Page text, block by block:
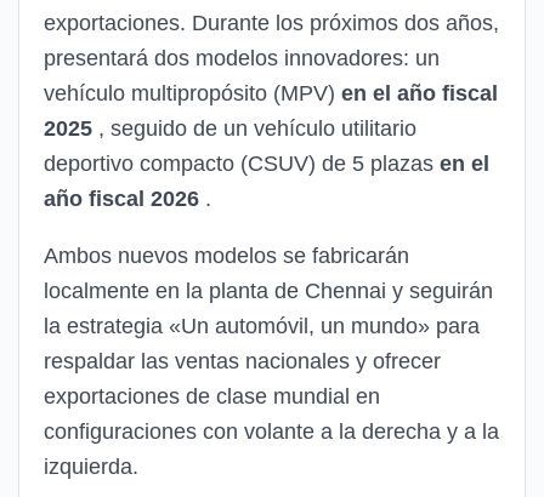
exportaciones. Durante los próximos dos años,
presentará dos modelos innovadores: un
vehículo multipropósito (MPV) en el año fiscal
2025 , seguido de un vehículo utilitario
deportivo compacto (CSUV) de 5 plazas en el
año fiscal 2026 .
Ambos nuevos modelos se fabricarán
localmente en la planta de Chennai y seguirán
la estrategia «Un automóvil, un mundo» para
respaldar las ventas nacionales y ofrecer
exportaciones de clase mundial en
configuraciones con volante a la derecha y a la
izquierda.